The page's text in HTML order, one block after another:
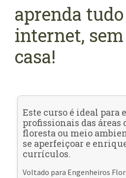
aprenda
internet,
casa!
Este curso é ideal para
profissionais das áreas
floresta ou meio
se aperfeiçoar e
currículos.
Voltado para Engenheiros